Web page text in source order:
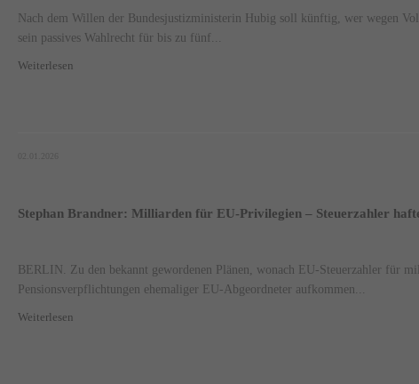
Nach dem Willen der Bundesjustizministerin Hubig soll künftig, wer wegen
sein passives Wahlrecht für bis zu fünf...
Weiterlesen
Stephan Brandner: Milliarden für EU-Privilegien – Steuerzahler
BERLIN. Zu den bekannt gewordenen Plänen, wonach EU-Steuerzahler für
Pensionsverpflichtungen ehemaliger EU-Abgeordneter aufkommen...
Weiterlesen